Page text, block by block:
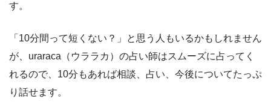
す。
「10分間って短くない？」と思う人もいるかもしれません
が、uraraca（ウララカ）の占い師はスムーズに占ってく
れるので、10分もあれば相談、占い、今後についてたっぷ
り話せます。